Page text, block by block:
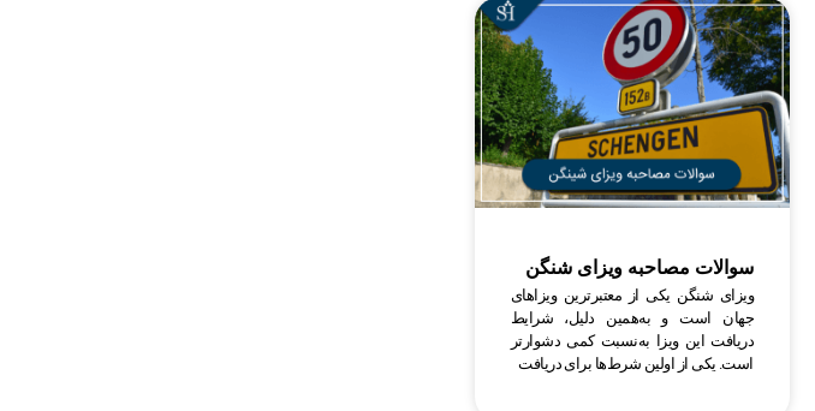
سوالات مصاحبه ویزای شنگن
ویزای شنگن یکی از معتبرترین ویزاهای
جهان است و به‌همین دلیل، شرایط
دریافت این ویزا به‌نسبت کمی دشوارتر
است. یکی از اولین شرط‌ها برای دریافت